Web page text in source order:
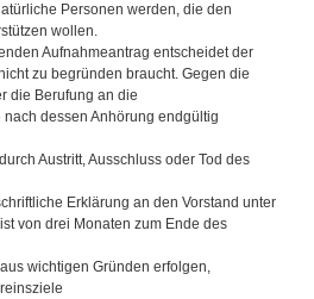
Personen werden, die den
wollen.
Aufnahmeantrag entscheidet der
zu begründen braucht. Gegen die
die Berufung an die
dessen Anhörung endgültig
Austritt, Ausschluss oder Tod des
Erklärung an den Vorstand unter
von drei Monaten zum Ende des
wichtigen Gründen erfolgen,